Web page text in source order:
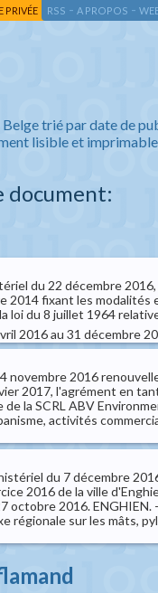
PRIVÉE RSS - A PROPOS -
trié par date de
lisible et
document:
du 22 décembre
2014 fixant les modalités
loi du 8 juillet 1964
2016 au 31 décembre
novembre 2016
2017, l'agrément en
la SCRL ABV
activités
du 7 décembre
2016 de la ville
octobre 2016. ENGHIEN.
régionale sur les mâts,